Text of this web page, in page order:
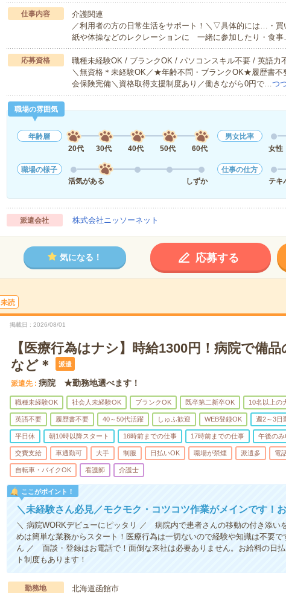
仕事内容
介護関連
／利用者の方の日常生活をサポート！＼▽具体的には…・買
紙や体操などのレクレーションに 一緒に参加したり・食
応募資格
職種未経験OK / ブランクOK / パソコンスキル不要 / 英語力
＼無資格＊未経験OK／★年齢不問・ブランクOK★履歴書
会保険完備＼資格取得支援制度あり／働きながら0円で…つ
職場の雰囲気
年齢層
20代
30代 40代 50代 60代
男女比率
女性
職場の様子
活気がある
しずか
仕事の仕方
テキ
派遣会社 株式会社ニッソーネット
気になる！ 応募する
未読
掲載日 2026/08/01
【医療行為はナシ】時給1300円！病院で備
など＊
派遣
派遣先 病院 ★勤務地選べます！
職種未経験OK 社会人未経験OK ブランクOK 既卒第二新卒OK 10名以上の
英語不要 履歴書不要 40～50代活躍 しゅふ歓迎 WEB登録OK 週2～3日
平日休 朝10時以降スタート 16時前までの仕事 17時前までの仕事 午後のみ
交費支給 車通勤可 大手 制服 日払いOK 職場が禁煙 派遣多 電
自転車・バイクOK 看護師 介護士
ここがポイント！
＼未経験さん必見／モクモク・コツコツ作業がメインです！
＼ 病院WORKデビューにピッタリ ／ 病院内で患者さんの移動の付き添い
めは簡単な業務からスタート！医療行為は一切ないので経験や知識は不要で
ん ／ 面談・登録はお電話で！面倒な来社は必要ありません。お給料の日
ト制度もあります！
勤務地 北海道函館市